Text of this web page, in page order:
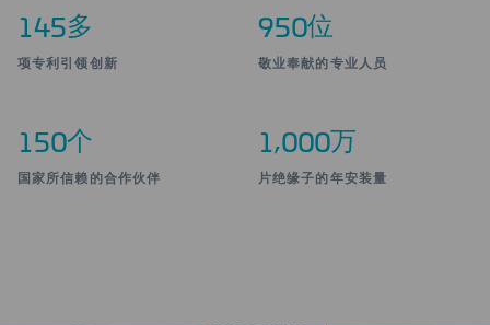
145多
项专利引领创新
950位
敬业奉献的专业人员
150个
国家所信赖的合作伙伴
1,000万
片绝缘子的年安装量